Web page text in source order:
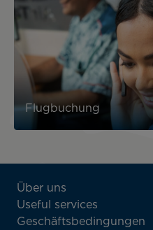
Flugbuchung
ATN:
Footer
menu
Über uns
Useful services
Geschäftsbedingungen